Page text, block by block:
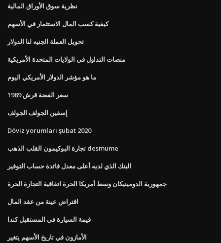
نظرية سوق الأوراق المالية
كيفية كسب المال الاستثمار في الأسهم
تحويل العملة الجنيه لنا الدولار
منصات التداول في الولايات المتحدة الأمريكية
ما هو مؤشر الدولار الأمريكي اليوم
1989 سعر الفضة قرش
إسفين الجولف الجولف
Döviz yorumları şubat 2020
تجارة البوكيمون القلب الذهب desmume
البنك الذي لديه أعلى معدل فائدة حساب التوفير
جمهورية الدومينيكان وسط أمريكا الحرة اتفاقية التجارة الحرة
اقتراض عينة من عقد المال
قيمة السيارة في المستقبل كندا
الأمازون في تاريخ الأسهم يتغير